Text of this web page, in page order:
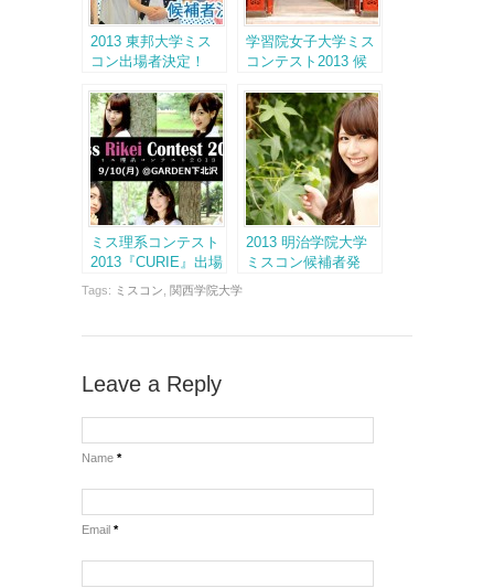
2013 東邦大学ミス
コン出場者決定！
学習院女子大学ミス
コンテスト2013 候
ミス理系コンテスト
2013『CURIE』出場
2013 明治学院大学
ミスコン候補者発
Tags: ミスコン 関西学院大学
Leave a Reply
Name *
Email *